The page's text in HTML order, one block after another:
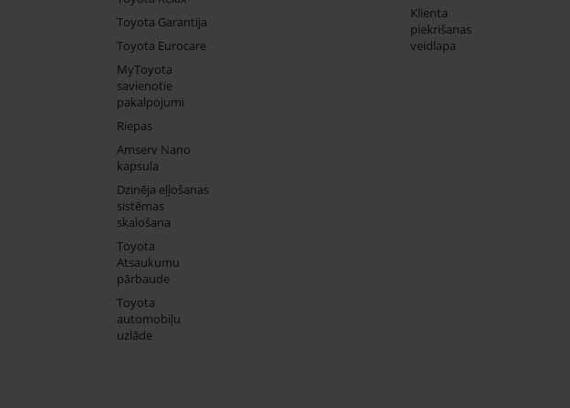
Toyota Garantija
Toyota Eurocare
MyToyota
savienotie
pakalpojumi
Riepas
Amserv Nano
kapsula
Dzinēja eļļošanas
sistēmas
skalošana
Toyota
Atsaukumu
pārbaude
Toyota
automobiļu
uzlāde
Klienta
piekrišanas
veidlapa